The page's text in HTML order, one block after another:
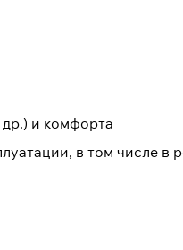
др.) и комфорта
в том числе в